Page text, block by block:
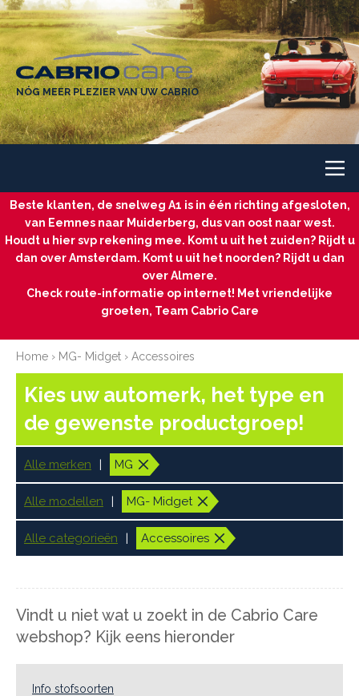
NÓG MEER PLEZIER VAN UW CABRIO
Beste klanten, de snelweg A1 is in één richting afgesloten,
van Eemnes naar Muiderberg, dus van oost naar west.
Houdt u hier svp rekening mee. Komt u uit het zuiden? Rijdt u
dan over Amsterdam. Komt u uit het noorden? Rijdt u dan
over Almere.
Check route-informatie op internet! Met vriendelijke
groeten, Team Cabrio Care
Home › MG- Midget › Accessoires
Kies uw automerk, het type en
de gewenste productgroep!
Alle merken MG
Alle modellen MG- Midget
Alle categorieën Accessoires
Vindt u niet wat u zoekt in de Cabrio Care
webshop? Kijk eens hieronder
Info stofsoorten